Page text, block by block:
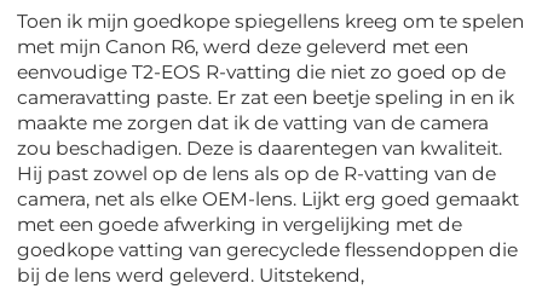
Toen ik mijn goedkope spiegellens kreeg om te spelen
met mijn Canon R6, werd deze geleverd met een
eenvoudige T2-EOS R-vatting die niet zo goed op de
cameravatting paste. Er zat een beetje speling in en ik
maakte me zorgen dat ik de vatting van de camera
zou beschadigen. Deze is daarentegen van kwaliteit.
Hij past zowel op de lens als op de R-vatting van de
camera, net als elke OEM-lens. Lijkt erg goed gemaakt
met een goede afwerking in vergelijking met de
goedkope vatting van gerecyclede flessendoppen die
bij de lens werd geleverd. Uitstekend,